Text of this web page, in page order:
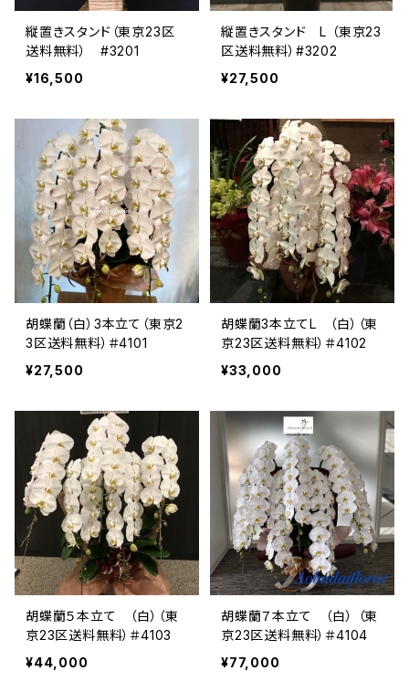
縦置きスタンド（東京23区
送料無料） #3201
¥16,500
縦置きスタンド L （東京23
区送料無料）#3202
¥27,500
胡蝶蘭（白）3本立て（東京2
3区送料無料）＃4101
¥27,500
胡蝶蘭3本立てL （白）（東
京23区送料無料）＃4102
¥33,000
胡蝶蘭５本立て （白）（東
京23区送料無料）＃4103
¥44,000
胡蝶蘭７本立て （白） （東
京23区送料無料）＃4104
¥77,000